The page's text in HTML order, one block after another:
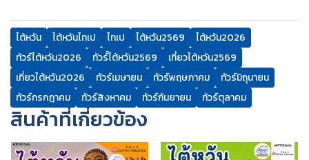
ไต้หวัน ไต้หวันไทเป ไทเป ไต้หวัน2569
ไต้หวัน2026
ทัวร์ไต้หวัน2026
ทัวร์์ไต้หวัน2569
เที่ยวไต้หวัน2569
เที่ยวไต้หวัน2026
ทัวร์เมษายน ทัวร์พฤษภาคม
ทัวร์มิถุนายน
ทัวร์กรกฎาคม
ทัวร์สิงหาคม ทัวร์กันยายน ทัวร์ตุลาคม
สินค้าที่เกี่ยวข้อง